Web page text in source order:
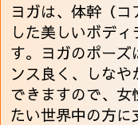
ヨガは、体幹（
した美しいボデ
す。ヨガのポーズ
ンス良く、しな
できますので、女
たい世界中の方